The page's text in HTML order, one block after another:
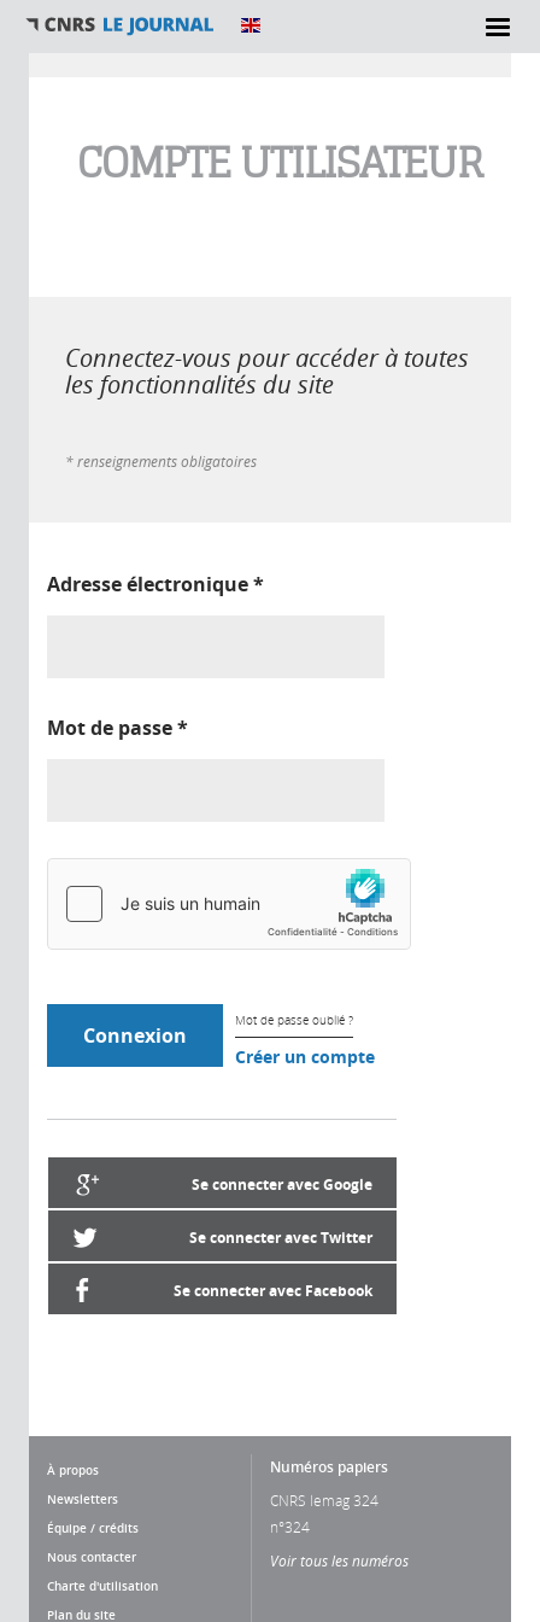
COMPTE UTILISATEUR
Connectez-vous pour accéder à toutes
les fonctionnalités du site
* renseignements obligatoires
Adresse électronique*
Mot de passe*
Mot de passe oublié ?
Créer un compte
Se connecter avec Google
Se connecter avec Twitter
Se connecter avec Facebook
À propos
Newsletters
Équipe / crédits
Nous contacter
Charte d'utilisation
Plan du site
Numéros papiers
CNRS lemag 324
n°324
Voir tous les numéros